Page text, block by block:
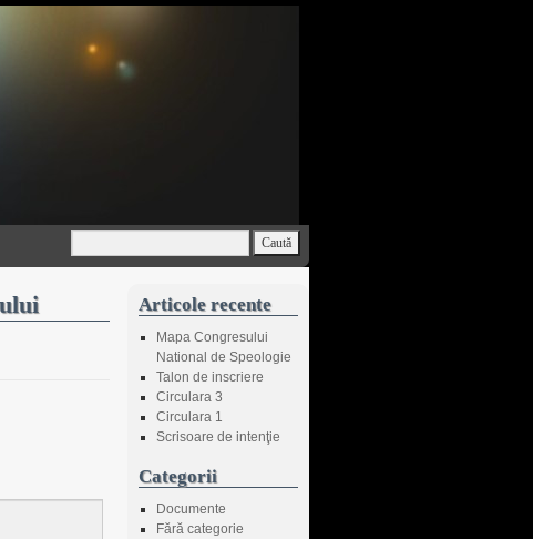
Articole recente
Mapa Congresului
National de Speologie
Talon de inscriere
Circulara 3
Circulara 1
Scrisoare de intenţie
Categorii
Documente
Fără categorie